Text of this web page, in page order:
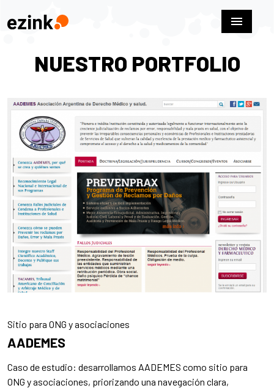
menu
NUESTRO PORTFOLIO
Sitio para ONG y asociaciones
AADEMES
Caso de estudio: desarrollamos AADEMES como sitio para
ONG y asociaciones, priorizando una navegación clara,